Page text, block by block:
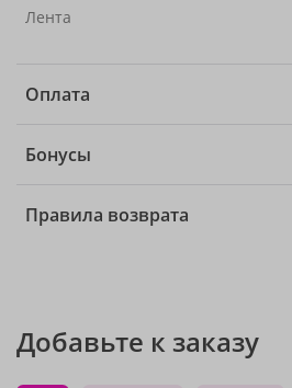
Лента
Оплата
Бонусы
Правила возврата
Добавьте к заказу